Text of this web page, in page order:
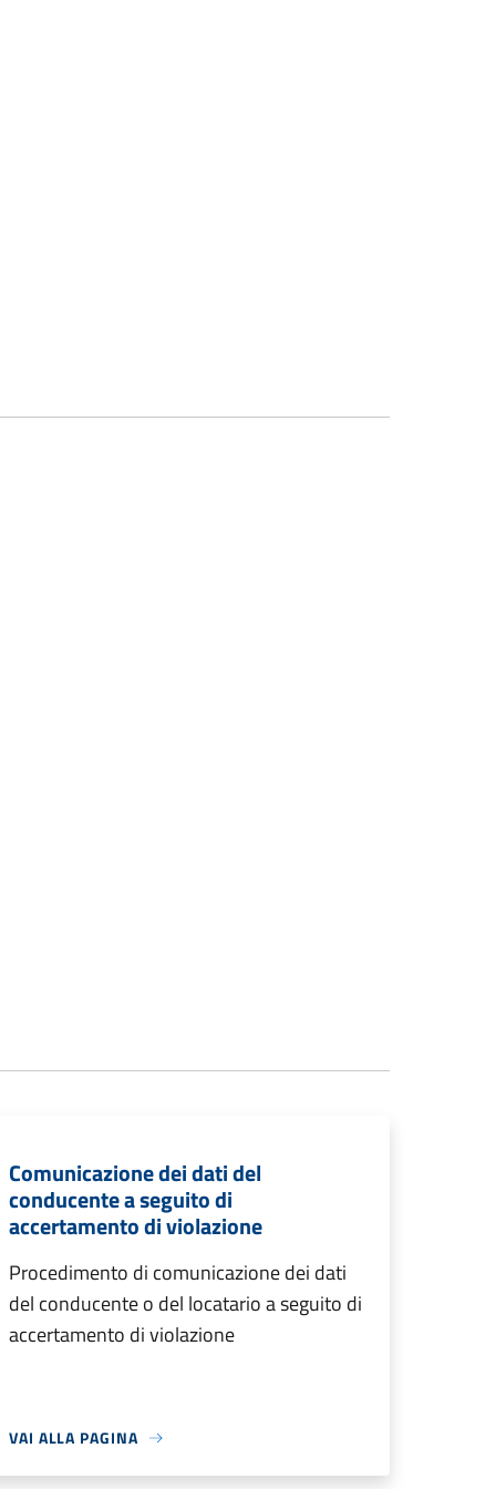
Comunicazione dei dati del
conducente a seguito di
accertamento di violazione
Procedimento di comunicazione dei dati
del conducente o del locatario a seguito di
accertamento di violazione
VAI ALLA PAGINA